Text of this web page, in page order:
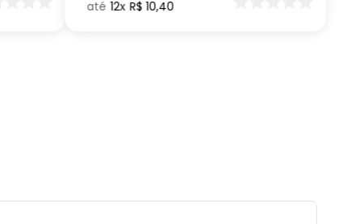
com líquidos até a superfície, deixe
12 R$ 10,40